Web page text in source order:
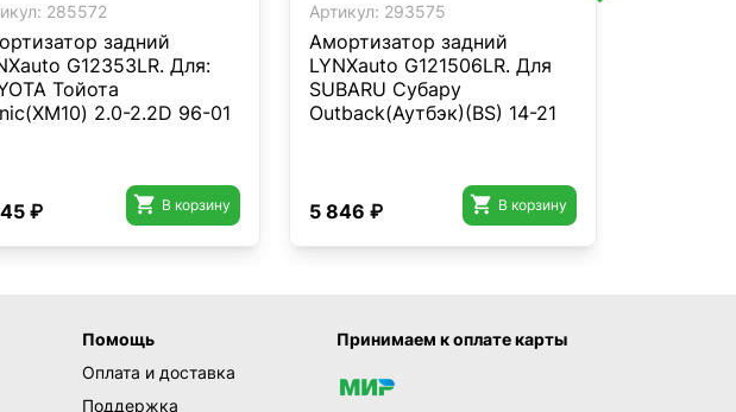
285572
задний
G12353LR. Для:
Тойота
2.0-2.2D 96-01
₽  В корзину
Артикул: 293575
Амортизатор задний
LYNXauto G121506LR. Для
SUBARU Субару
Outback(Аутбэк)(BS) 14-21
5 846 ₽  В корзину
Помощь
Оплата и доставка
Поддержка
Принимаем к оплате карты